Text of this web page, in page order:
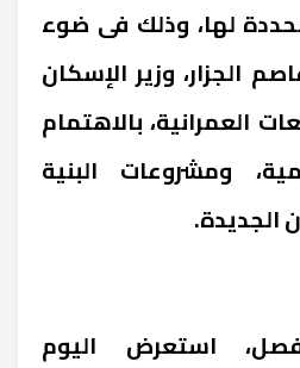
لها، وذلك فى ضوء
الجزار، وزير الإسكان
العمرانية، بالاهتمام
ومشروعات البنية
الجديدة.
استعرض اليوم